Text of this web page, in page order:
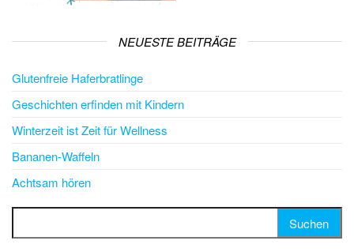
NEUESTE BEITRÄGE
Glutenfreie Haferbratlinge
Geschichten erfinden mit Kindern
Winterzeit ist Zeit für Wellness
Bananen-Waffeln
Achtsam hören